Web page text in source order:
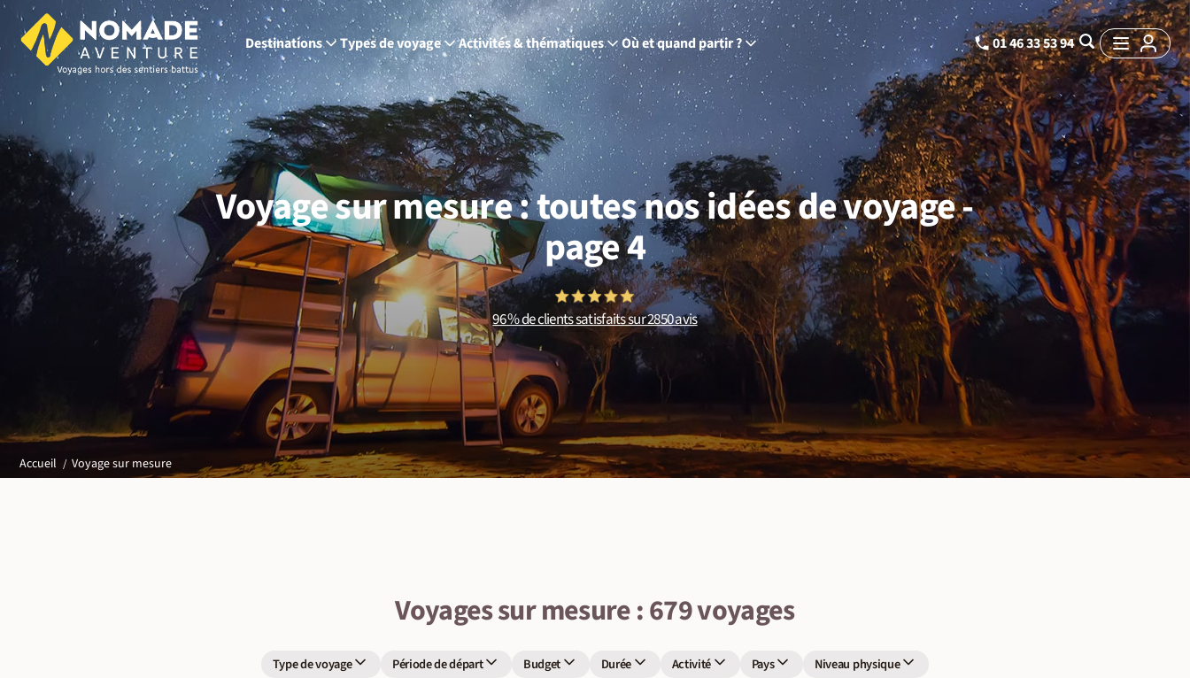
Destinations Types de voyage Activités & thématiques Où et quand partir ? 01 46 33 53 94
Voyage sur mesure : toutes nos idées de voyage -
page 4
96 % de clients satisfaits sur 2850 avis
Accueil Voyage sur mesure
Voyages sur mesure : 679 voyages
Type de voyage Période de départ Budget Durée Activité Pays Niveau physique